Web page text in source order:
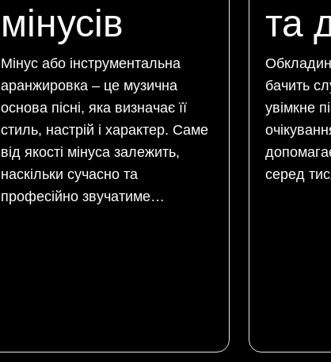
мінусів
Мінус або інструментальна
аранжировка – це музична
основа пісні, яка визначає її
стиль, настрій і характер. Саме
від якості мінуса залежить,
наскільки сучасно та
професійно звучатиме…
та
бачить
увімкне
серед